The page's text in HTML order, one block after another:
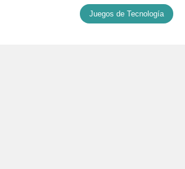
Juegos de Tecnología